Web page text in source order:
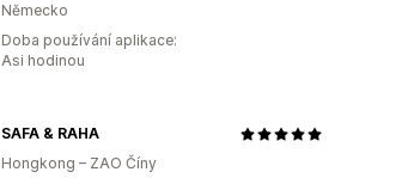
Německo
Doba používání aplikace:
Asi hodinou
SAFA & RAHA
Hongkong – ZAO Číny